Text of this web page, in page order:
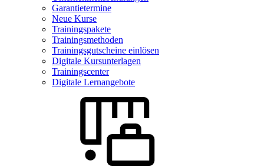
Garantietermine
Neue Kurse
Trainingspakete
Trainingsmethoden
Trainingsgutscheine einlösen
Digitale Kursunterlagen
Trainingscenter
Digitale Lernangebote